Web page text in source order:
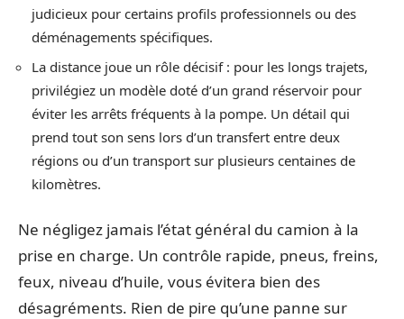
judicieux pour certains profils professionnels ou des
déménagements spécifiques.
La distance joue un rôle décisif : pour les longs trajets,
privilégiez un modèle doté d’un grand réservoir pour
éviter les arrêts fréquents à la pompe. Un détail qui
prend tout son sens lors d’un transfert entre deux
régions ou d’un transport sur plusieurs centaines de
kilomètres.
Ne négligez jamais l’état général du camion à la
prise en charge. Un contrôle rapide, pneus, freins,
feux, niveau d’huile, vous évitera bien des
désagréments. Rien de pire qu’une panne sur